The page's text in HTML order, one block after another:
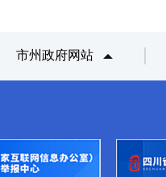
市州政府网站